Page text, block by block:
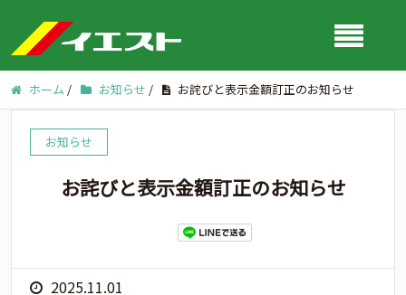
ホーム / お知らせ / お詫びと表示金額訂正のお知らせ
お知らせ
お詫びと表示金額訂正のお知らせ
2025.11.01